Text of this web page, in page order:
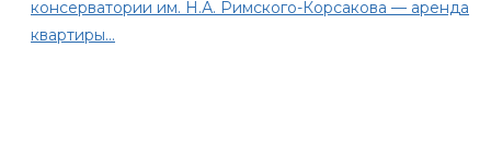
консерватории им. Н.А. Римского-Корсакова — аренда
квартиры…